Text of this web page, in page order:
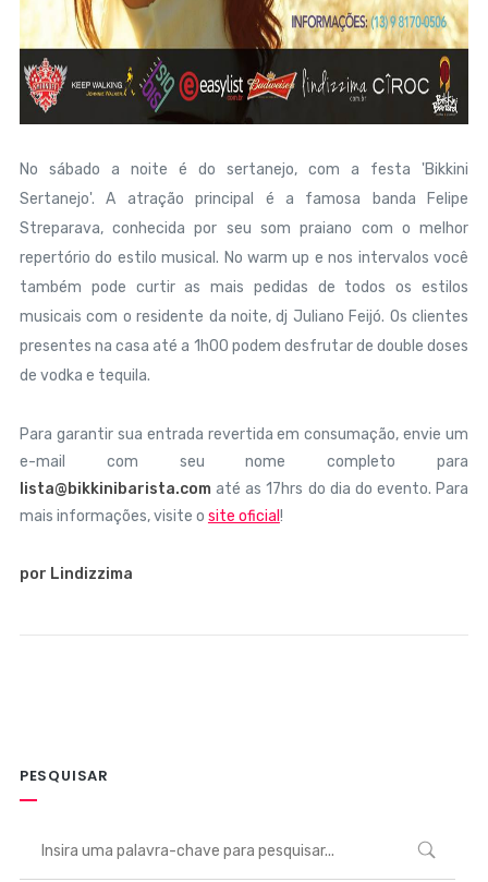
No sábado a noite é do sertanejo, com a festa 'Bikkini
Sertanejo'. A atração principal é a famosa banda Felipe
Streparava, conhecida por seu som praiano com o melhor
repertório do estilo musical. No warm up e nos intervalos você
também pode curtir as mais pedidas de todos os estilos
musicais com o residente da noite, dj Juliano Feijó. Os clientes
presentes na casa até a 1h00 podem desfrutar de double doses
de vodka e tequila.
Para garantir sua entrada revertida em consumação, envie um
e-mail com seu nome completo para
lista@bikkinibarista.com até as 17hrs do dia do evento. Para
mais informações, visite o site oficial !
por Lindizzima
PESQUISAR